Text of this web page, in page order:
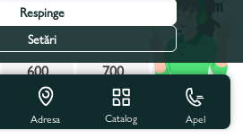
600 700
800
1100 1200
2000
Adresa Catalog Apel
Respinge
Setări